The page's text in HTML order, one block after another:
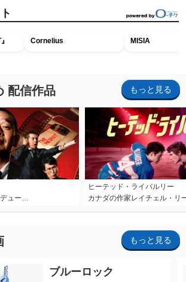
Cornelius MISIA
配信作品 もっと見る
デュー…
ヒーテッド・ライバルリー
カナダの作家レイチェル・リ
もっと見る
ブルーロック